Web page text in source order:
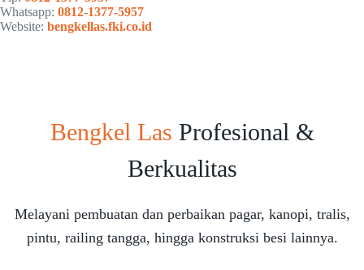
Whatsapp: 0812-1377-5957
Website: bengkellas.fki.co.id
Bengkel Las Profesional &
Berkualitas
Melayani pembuatan dan perbaikan pagar, kanopi, tralis,
pintu, railing tangga, hingga konstruksi besi lainnya.